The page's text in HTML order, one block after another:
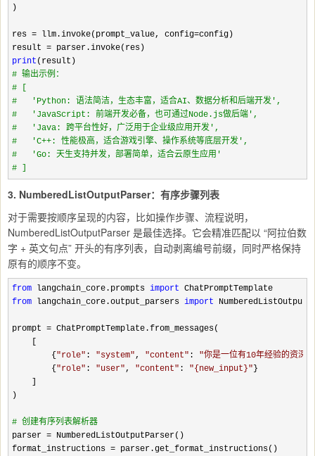
)
res = llm.invoke(prompt_value, config=config)
result =
print
# 输出示例：
#
#
   'Python: 语法简洁，生态丰富，适合AI、数据分析和后端开发',
#
   'JavaScript: 前端开发必备，也可通过Node.js做后端',
#
   'Java: 跨平台性好，广泛用于企业级应用开发',
#
   'C++: 性能极高，适合游戏引擎、操作系统等底层开发',
#
   'Go: 天生支持并发，部署简单，适合云原生应用'
#
3. NumberedListOutputParser：有序步骤列表
对于需要按顺序呈现的内容，比如操作步骤、流程说明，
NumberedListOutputParser 是最佳选择。它会精准匹配以 “阿拉伯数
字 + 英文句点” 开头的有序列表，自动剥离编号前缀，同时严格保持
原有的顺序不变。
from langchain_core.prompts import
from langchain_core.output_parsers import
prompt = ChatPromptTemplate.from_messages(
        {
"role" : "system", "content" : "你是一位有10年经验的资
        {
"role" : "user", "content" : "{new_input}" }
)
# 创建有序列表解析器
parser = NumberedListOutputParser()
format_instructions = parser.get_format_instructions()